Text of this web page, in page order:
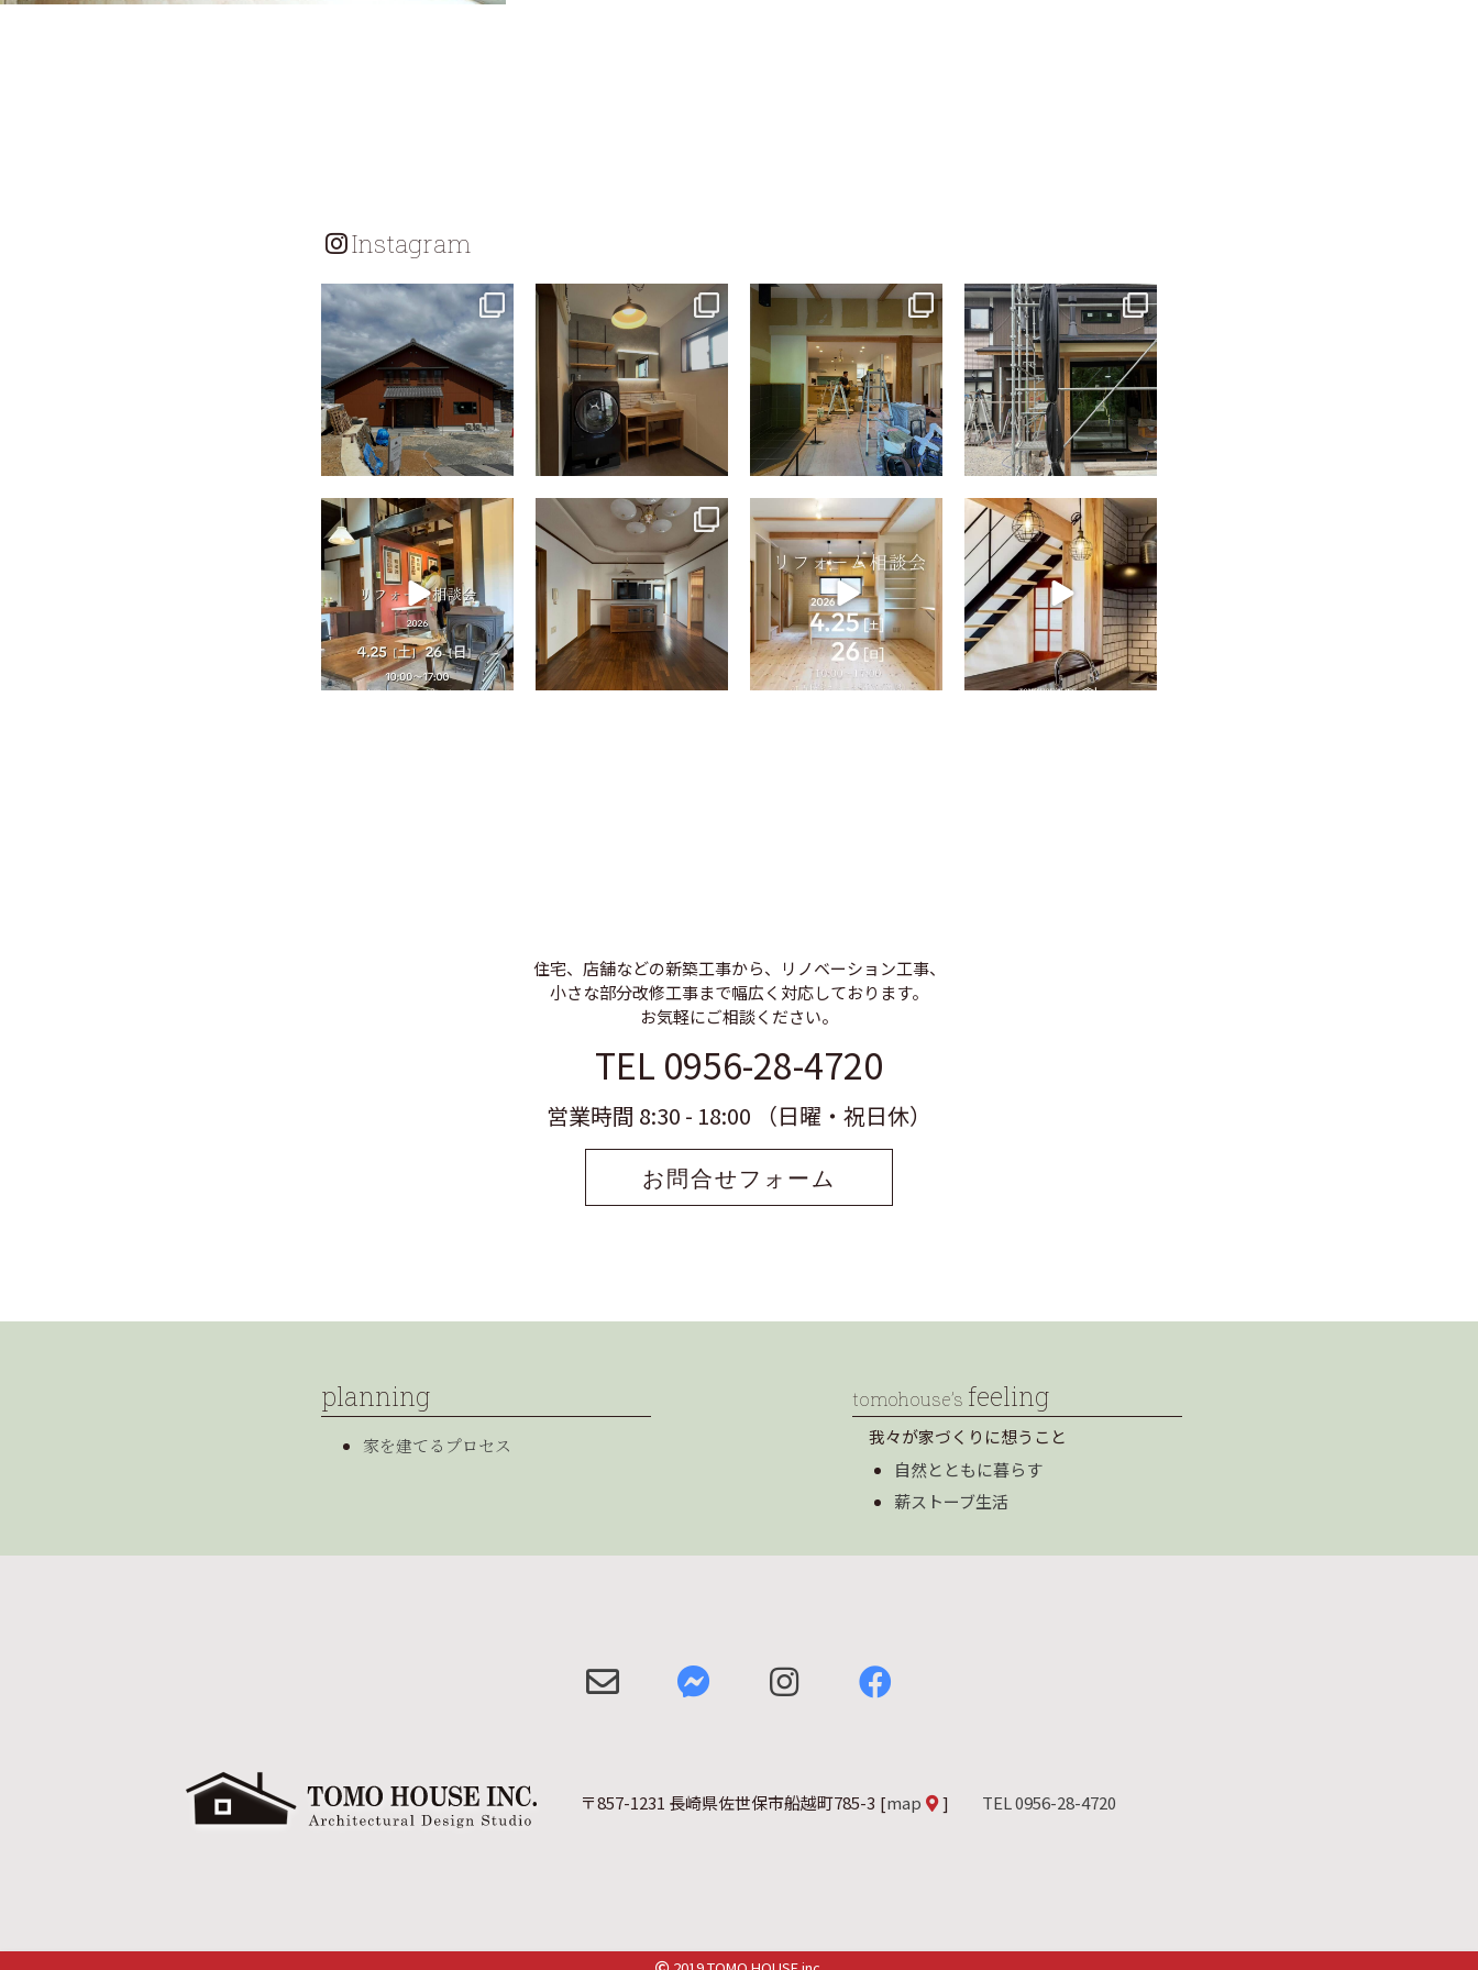
Instagram
tomohouseinc
tomohouseinc
7月 13
tomohouseinc
tomohouseinc
6月 3
tomohouseinc
4月 25
tomohouseinc
4月 9
tomohouseinc
4月 2
tomohouseinc
2月 28
住宅、店舗などの新築工事から、リノベーション工事、
小さな部分改修工事まで幅広く対応しております。
お気軽にご相談ください。
TEL 0956-28-4720
営業時間 8:30 - 18:00 （日曜・祝日休）
お問合せフォーム
planning
家を建てるプロセス
tomohouse’s feeling
我々が家づくりに想うこと
自然とともに暮らす
薪ストーブ生活
〒857-1231 長崎県佐世保市船越町785-3 [map ] TEL 0956-28-4720